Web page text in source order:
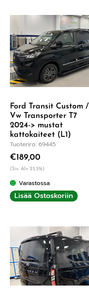
Ford Transit Custom /
Vw Transporter T7
2024-> mustat
kattokaiteet (L1)
Tuotenro: 69445
€189,00
(Sis. Alv 25,5%)
Varastossa
Lisää Ostoskoriin